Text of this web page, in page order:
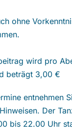
ohne
wird pro
beträgt 3,00 €
entnehmen
Der
bis 22.00 Uhr